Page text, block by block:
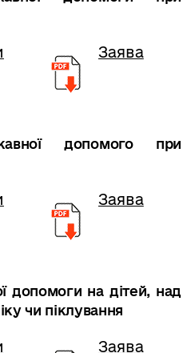
Заява
допомого при
Заява
допомоги на дітей, над
чи піклування
Заява